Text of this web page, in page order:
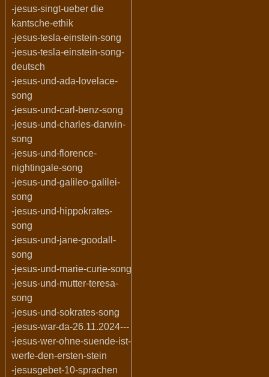
-jesus-singt-ueber die
kantsche-ethik
-jesus-tesla-einstein-song
-jesus-tesla-einstein-song-
deutsch
-jesus-und-ada-lovelace-
song
-jesus-und-carl-benz-song
-jesus-und-charles-darwin-
song
-jesus-und-florence-
nightingale-song
-jesus-und-galileo-galilei-
song
-jesus-und-hippokrates-
song
-jesus-und-jane-goodall-
song
-jesus-und-marie-curie-song
-jesus-und-mutter-teresa-
song
-jesus-und-sokrates-song
-jesus-war-da-26.11.2024---
-jesus-wer-ohne-suende-ist-
werfe-den-ersten-stein
-jesusgebet-10-sprachen